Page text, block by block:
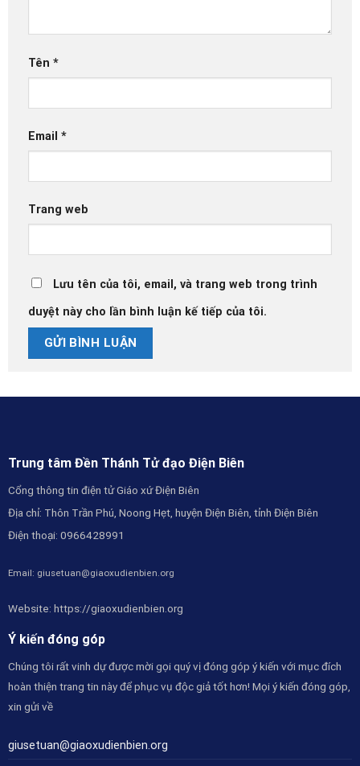
Tên *
Email *
Trang web
Lưu tên của tôi, email, và trang web trong trình
duyệt này cho lần bình luận kế tiếp của tôi.
Trung tâm Đền Thánh Tử đạo Điện Biên
Cổng thông tin điện tử Giáo xứ Điện Biên
Địa chỉ: Thôn Trần Phú, Noong Hẹt, huyện Điện Biên, tỉnh Điện Biên
Điện thoại: 0966428991
Email: giusetuan@giaoxudienbien.org
Website: https://giaoxudienbien.org
Ý kiến đóng góp
Chúng tôi rất vinh dự được mời gọi quý vị đóng góp ý kiến với mục đích
hoàn thiện trang tin này để phục vụ độc giả tốt hơn! Mọi ý kiến đóng góp,
xin gửi về
giusetuan@giaoxudienbien.org